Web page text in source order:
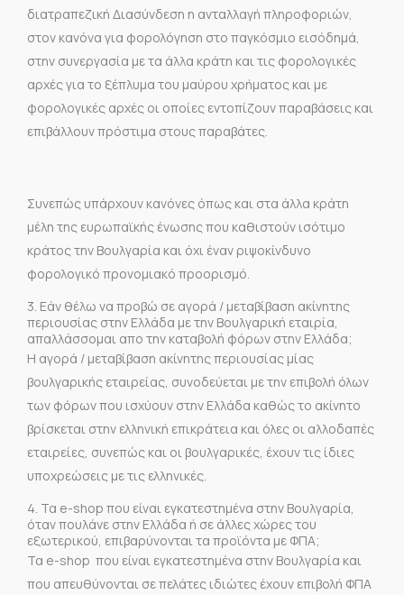
διατραπεζική Διασύνδεση η ανταλλαγή πληροφοριών,
στον κανόνα για φορολόγηση στο παγκόσμιο εισόδημά,
στην συνεργασία με τα άλλα κράτη και τις φορολογικές
αρχές για το ξέπλυμα του μαύρου χρήματος και με
φορολογικές αρχές οι οποίες εντοπίζουν παραβάσεις και
επιβάλλουν πρόστιμα στους παραβάτες.
Συνεπώς υπάρχουν κανόνες όπως και στα άλλα κράτη
μέλη της ευρωπαϊκής ένωσης που καθιστούν ισότιμο
κράτος την Βουλγαρία και όχι έναν ριψοκίνδυνο
φορολογικό προνομιακό προορισμό.
3. Εάν θέλω να προβώ σε αγορά / μεταβίβαση ακίνητης
περιουσίας στην Ελλάδα με την Βουλγαρική εταιρία,
απαλλάσσομαι απο την καταβολή φόρων στην Ελλάδα;
Η αγορά / μεταβίβαση ακίνητης περιουσίας μίας
βουλγαρικής εταιρείας, συνοδεύεται με την επιβολή όλων
των φόρων που ισχύουν στην Ελλάδα καθώς το ακίνητο
βρίσκεται στην ελληνική επικράτεια και όλες οι αλλοδαπές
εταιρείες, συνεπώς και οι βουλγαρικές, έχουν τις ίδιες
υποχρεώσεις με τις ελληνικές.
4. Τα e-shop που είναι εγκατεστημένα στην Βουλγαρία,
όταν πουλάνε στην Ελλάδα ή σε άλλες χώρες του
εξωτερικού, επιβαρύνονται τα προϊόντα με ΦΠΑ;
Τα e-shop που είναι εγκατεστημένα στην Βουλγαρία και
που απευθύνονται σε πελάτες ιδιώτες έχουν επιβολή ΦΠΑ